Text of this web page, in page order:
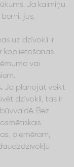
Ja kaimiņu
jūs,
uz dzīvokli ir
koplietošanas
vai
Ja plānojat veikt
dzīvokli, tas ir
Bez
piemēram,